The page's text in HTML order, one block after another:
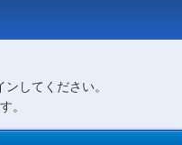
してください。
。